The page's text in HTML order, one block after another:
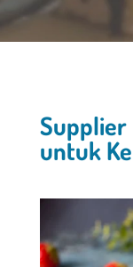
Supplier
untuk